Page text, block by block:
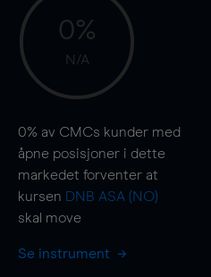
0%
N/A
0% av CMCs kunder med
åpne posisjoner i dette
markedet forventer at
kursen DNB ASA (NO)
skal move
Se instrument